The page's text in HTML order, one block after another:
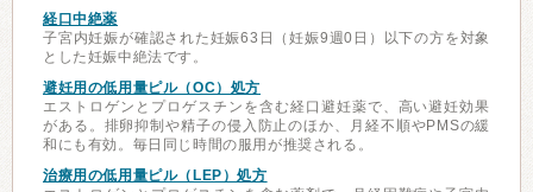
経口中絶薬
子宮内妊娠が確認された妊娠63日（妊娠9週0日）以下の方を対象
とした妊娠中絶法です。
避妊用の低用量ピル（OC）処方
エストロゲンとプロゲスチンを含む経口避妊薬で、高い避妊効果
がある。排卵抑制や精子の侵入防止のほか、月経不順やPMSの緩
和にも有効。毎日同じ時間の服用が推奨される。
治療用の低用量ピル（LEP）処方